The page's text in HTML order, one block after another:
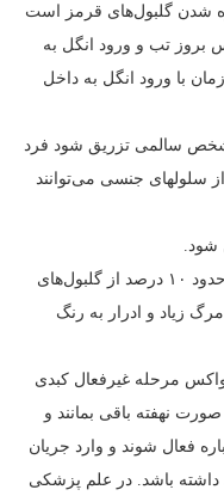
شدن گلبول‌های قرمز است
بروز تب و ورود انگل به
با ورود انگل به داخل
شخص سالمی تزریق شود فرد
سلولهای جنسی می‌توانند
شود.
در ابتلا به مالاریای فالسیپاروم در هر حمله حدود ۱۰ درصد از گلبول‌های
زیاد و ادرار به رنگ
مرحله غیرفعال کبدی
صورت نهفته باقی بمانند و
فعال شوند و وارد جریان
داشته باشد. در علم پزشکی